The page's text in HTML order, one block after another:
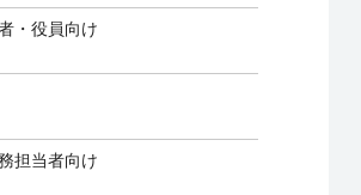
・役員向け
担当者向け